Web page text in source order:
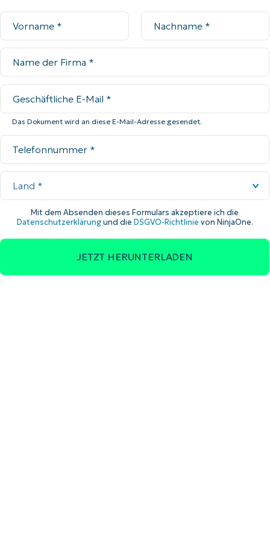
Das Dokument wird an diese E-Mail-Adresse gesendet.
Mit dem Absenden dieses Formulars akzeptiere ich die
Datenschutzerklärungund die DSGVO-Richtlinie von NinjaOne.